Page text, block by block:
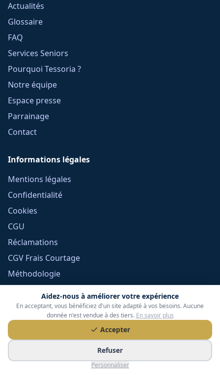
Aidez-nous à améliorer votre expérience
En acceptant, vous bénéficiez d'un site adapté à vos besoins. Aucune
donnée n'est vendue à des tiers. En savoir plus
Accepter
Refuser
Personnaliser
Actualités
Glossaire
FAQ
Services Seniors
Pourquoi Tessoria ?
Notre équipe
Espace presse
Parrainage
Contact
Informations légales
Mentions légales
Confidentialité
Cookies
CGU
Réclamations
CGV Frais Courtage
Méthodologie
Politique éditoriale
Gérer mes cookies